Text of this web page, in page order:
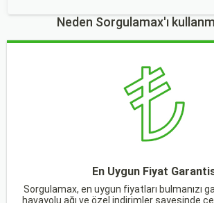
Neden Sorgulamax'ı
En Uygun Fiyat
Sorgulamax, en uygun fiyatları bulmanızı
havayolu ağı ve özel indirimler sayesinde